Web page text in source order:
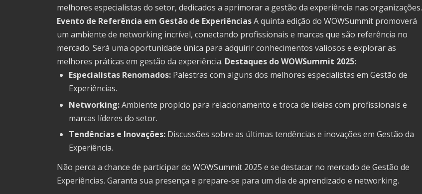
melhores especialistas do setor, dedicados a aprimorar a gestão da experiência nas organizações.
Evento de Referência em Gestão de ExperiênciasA quinta edição do WOWSummit promoverá
um ambiente de networking incrível, conectando profissionais e marcas que são referência no
mercado. Será uma oportunidade única para adquirir conhecimentos valiosos e explorar as
melhores práticas em gestão da experiência. Destaques do WOWSummit 2025:
Especialistas Renomados: Palestras com alguns dos melhores especialistas em Gestão de
Experiências.
Networking:Ambiente propício para relacionamento e troca de ideias com profissionais e
marcas líderes do setor.
Tendências e Inovações: Discussões sobre as últimas tendências e inovações em Gestão da
Experiência.
Não perca a chance de participar do WOWSummit 2025 e se destacar no mercado de Gestão de
Experiências. Garanta sua presença e prepare-se para um dia de aprendizado e networking.